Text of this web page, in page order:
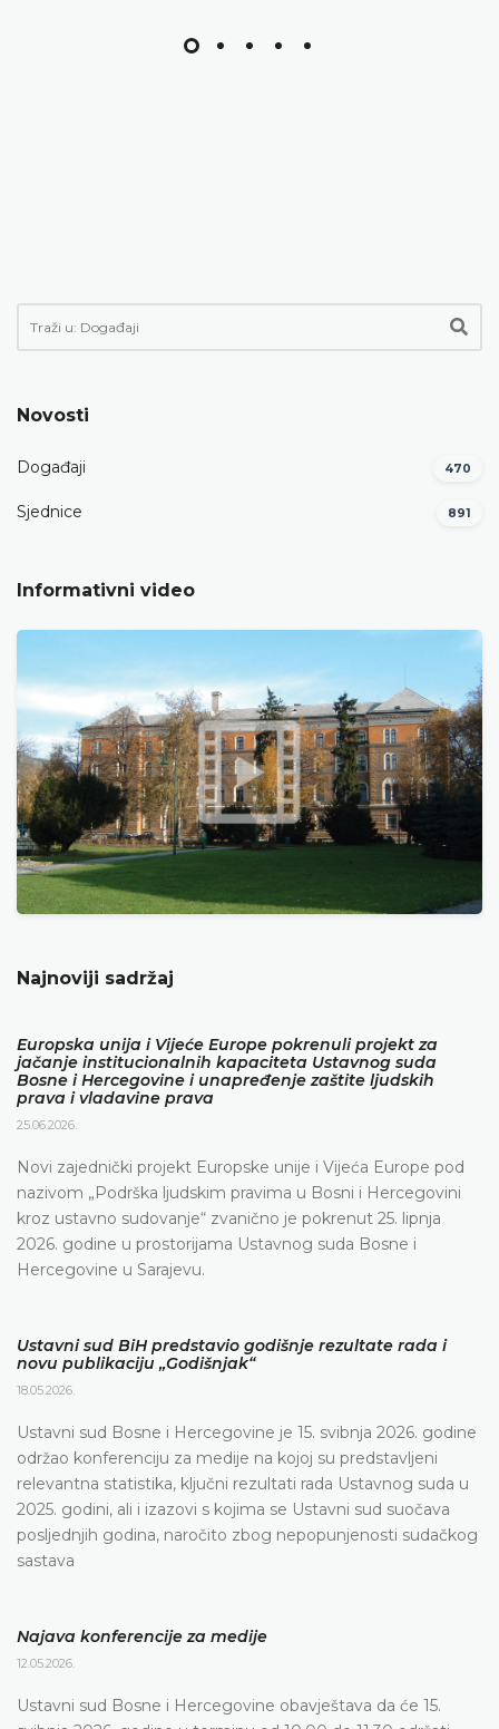
Novosti
Događaji 470
Sjednice 891
Informativni video
Najnoviji sadržaj
Europska unija i Vijeće Europe pokrenuli projekt za
jačanje institucionalnih kapaciteta Ustavnog suda
Bosne i Hercegovine i unapređenje zaštite ljudskih
prava i vladavine prava
25.06.2026.
Novi zajednički projekt Europske unije i Vijeća Europe pod
nazivom „Podrška ljudskim pravima u Bosni i Hercegovini
kroz ustavno sudovanje“ zvanično je pokrenut 25. lipnja
2026. godine u prostorijama Ustavnog suda Bosne i
Hercegovine u Sarajevu.
Ustavni sud BiH predstavio godišnje rezultate rada i
novu publikaciju „Godišnjak“
18.05.2026.
Ustavni sud Bosne i Hercegovine je 15. svibnja 2026. godine
održao konferenciju za medije na kojoj su predstavljeni
relevantna statistika, ključni rezultati rada Ustavnog suda u
2025. godini, ali i izazovi s kojima se Ustavni sud suočava
posljednjih godina, naročito zbog nepopunjenosti sudačkog
sastava
Najava konferencije za medije
12.05.2026.
Ustavni sud Bosne i Hercegovine obavještava da će 15.